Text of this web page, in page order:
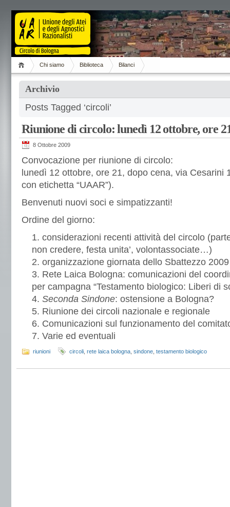
Chi siamo Biblioteca Bilanci
Archivio
Posts Tagged ‘circoli’
Riunione di circolo: lunedì 12 ottobre, ore
8 Ottobre 2009
Convocazione per riunione di circolo:
lunedì 12 ottobre, ore 21, dopo cena, via Cesarini
con etichetta “UAAR”).
Benvenuti nuovi soci e simpatizzanti!
Ordine del giorno:
considerazioni recenti attività del circolo
non credere, festa unita’, volontassociate…)
organizzazione giornata dello Sbattezzo 2009
Rete Laica Bologna: comunicazioni del
per campagna “Testamento biologico: Liberi di
Seconda Sindone: ostensione a Bologna?
Riunione dei circoli nazionale e regionale
Comunicazioni sul funzionamento del
Varie ed eventuali
riunioni circoli rete laica bologna sindone testamento biologico